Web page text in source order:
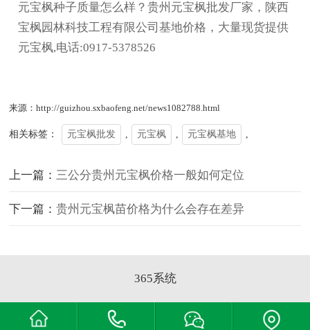
元宝枫种子质量怎么样？贵州元宝枫批发厂家，陕西
宝枫园林科技工程有限公司基地价格，大量现货提供
元宝枫,电话:0917-5378526
来源：http://guizhou.sxbaofeng.net/news1082788.html
相关标签： 元宝枫批发 元宝枫 元宝枫基地
上一篇：三公分贵州元宝枫价格一般如何定位
下一篇：贵州元宝枫苗价格为什么会存在差异
365系统